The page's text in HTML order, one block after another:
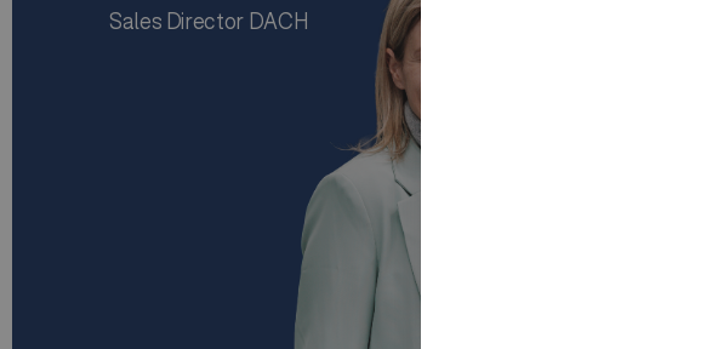
Sales Director DACH